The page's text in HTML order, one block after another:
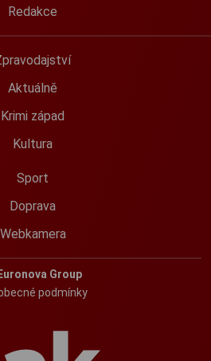
Redakce
Aktuálně
Krimi západ
Kultura
Sport
Doprava
Webkamera
Euronova Group
podmínky